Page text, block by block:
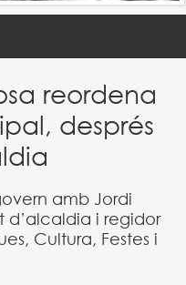
reordena
després
amb Jordi
d’alcaldia i regidor
Cultura, Festes i